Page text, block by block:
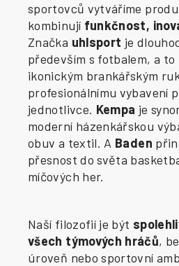
sportovců vytváříme
kombinují funkčnost,
Značka uhlsport je
především s fotbalem, a to
ikonickým brankářským
profesionálnímu vybavení
jednotlivce. Kempa je
moderní házenkářskou
obuv a textil. A Baden
přesnost do světa
míčových her.
Naší filozofií je být
všech týmových hráčů,
úroveň nebo sportovní